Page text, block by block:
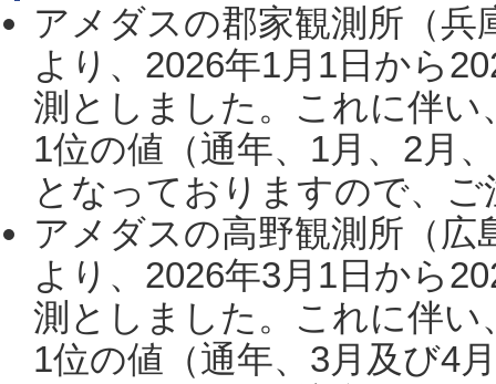
アメダスの郡家観測所（
より、2026年1月1日から
測としました。これに伴い
1位の値（通年、1月、2月
となっておりますので、
アメダスの高野観測所（
より、2026年3月1日から
測としました。これに伴い
1位の値（通年、3月及び4